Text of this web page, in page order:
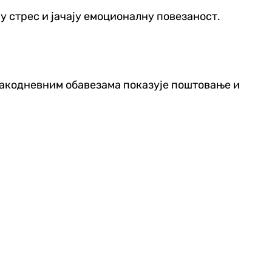
и јачају емоционалну повезаност.
обавезама показује поштовање и